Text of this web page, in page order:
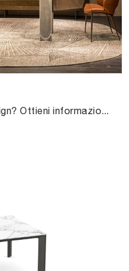
Vuoi completare spazi design? Ottieni informazioni sui tavoli design fissi: il modello da pranzo Bilbao Glass ti attende.